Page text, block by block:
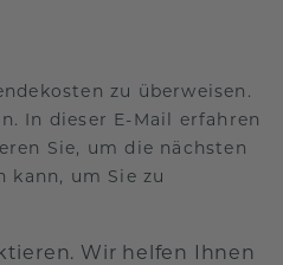
zu überweisen.
In dieser E-Mail erfahren
Sie, um die nächsten
kann, um Sie zu
Wir helfen Ihnen